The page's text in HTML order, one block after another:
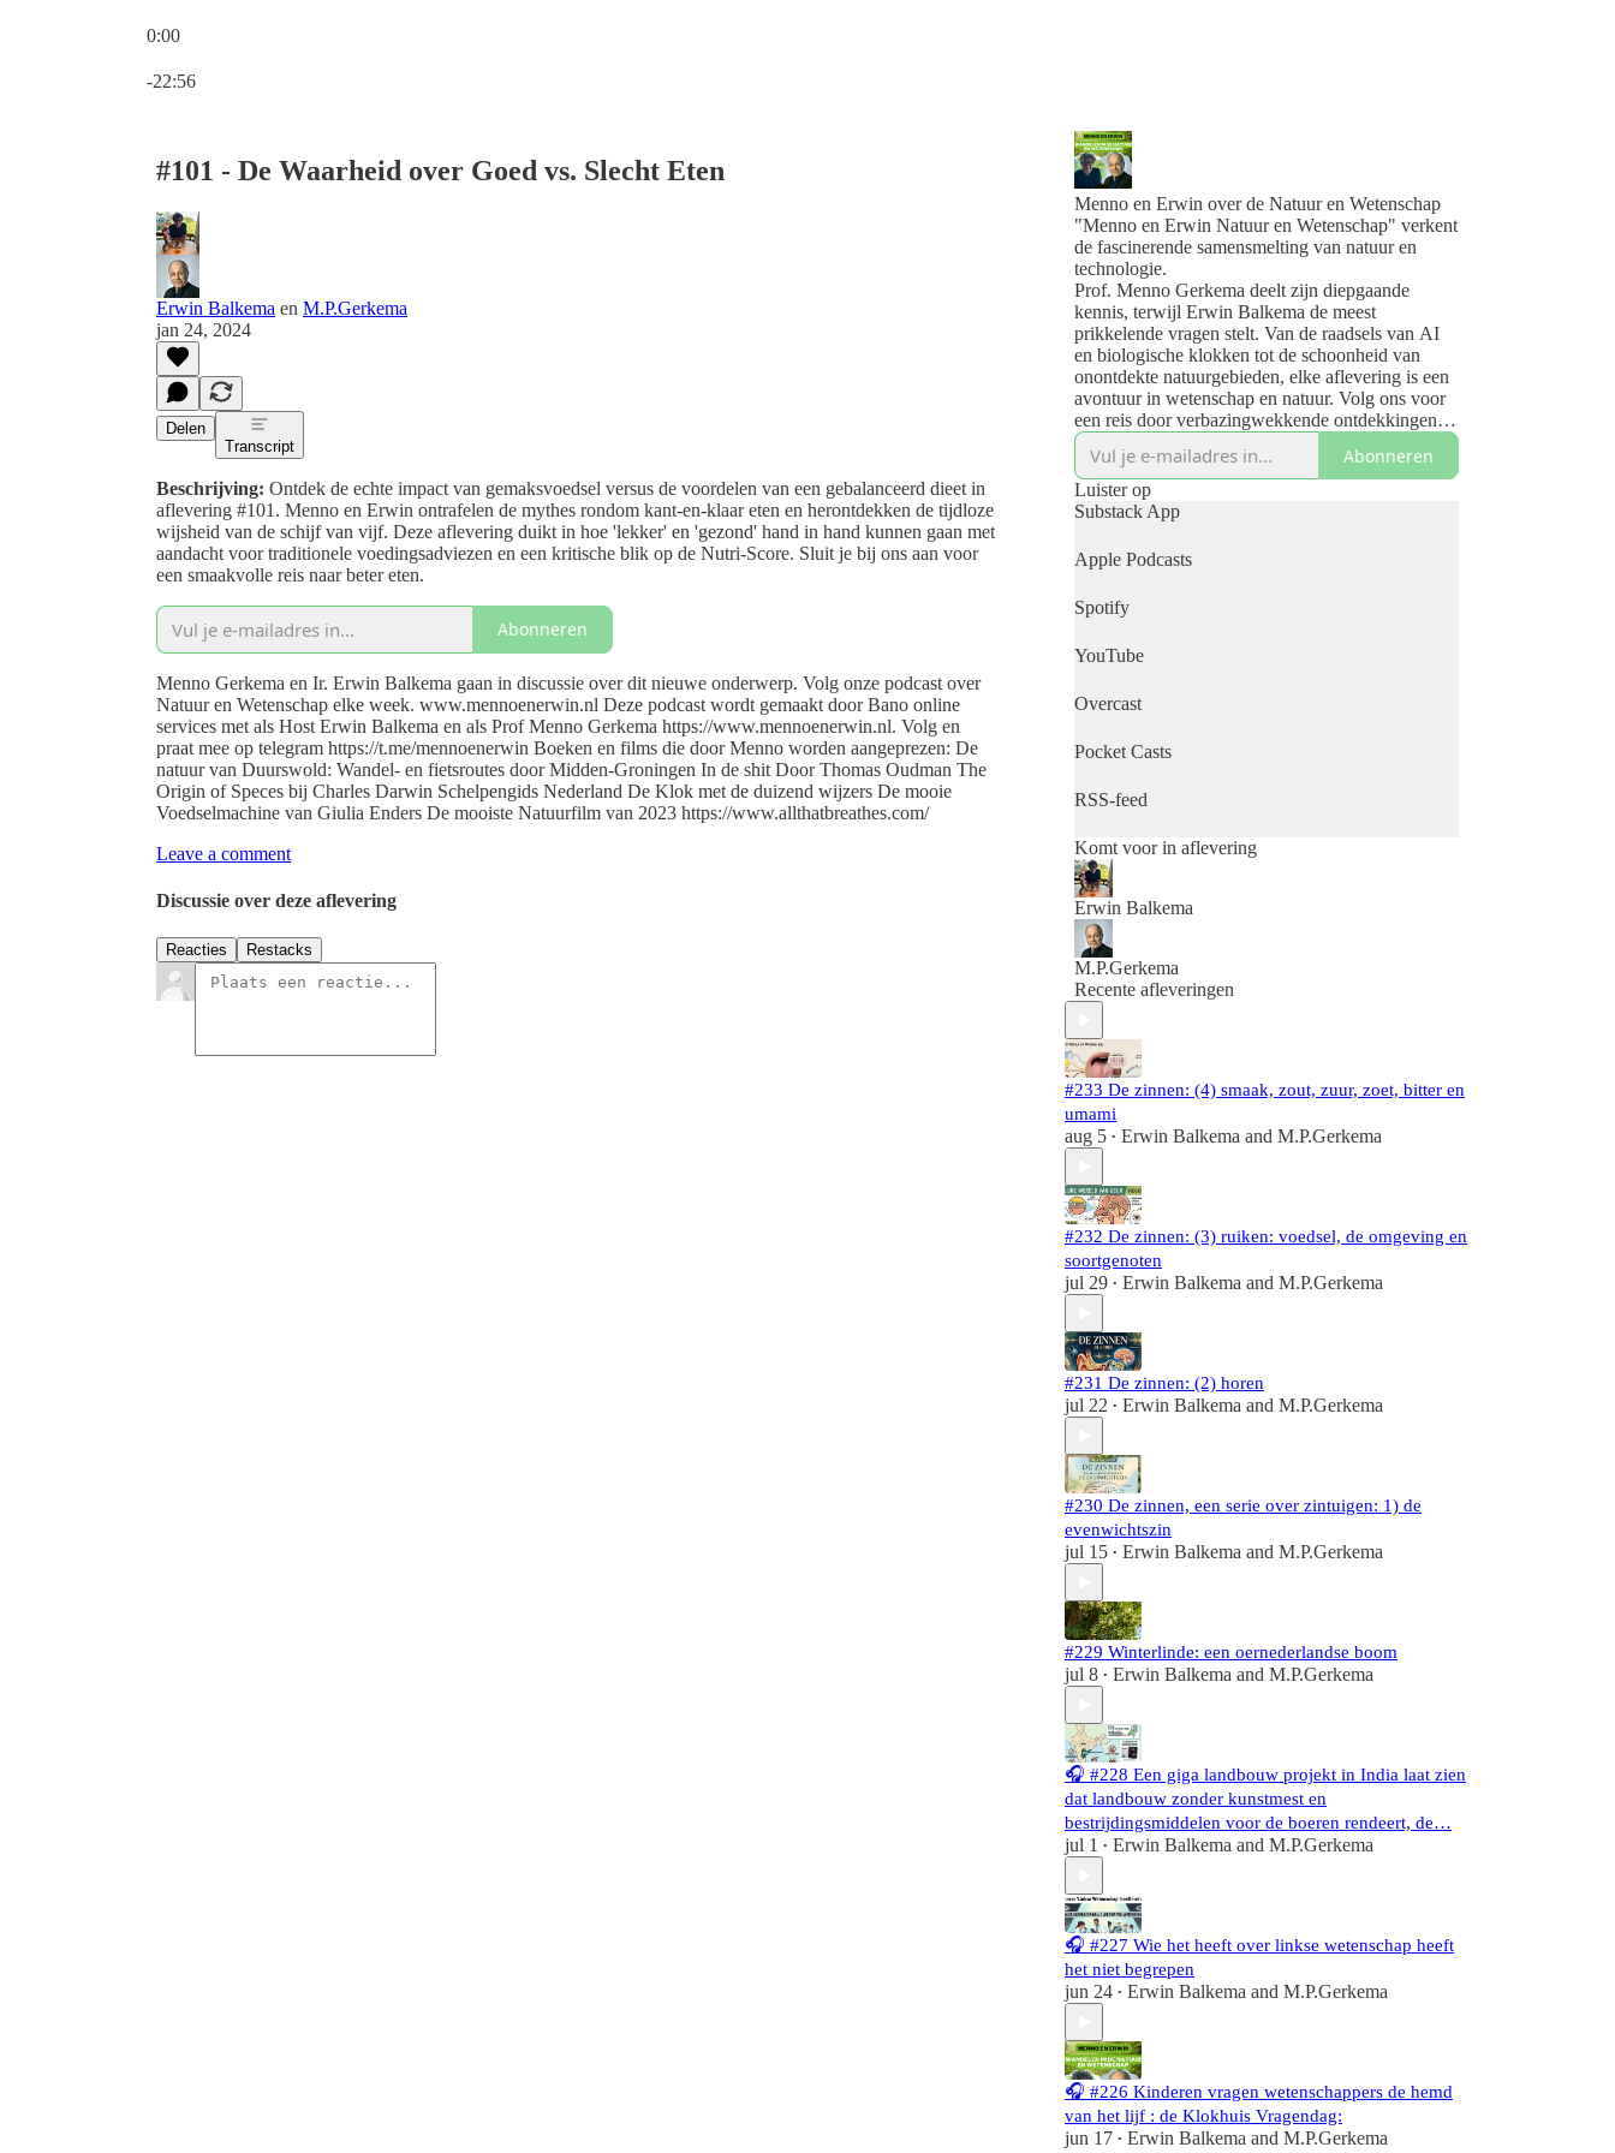
0:00
-22:56
#101 - De Waarheid over Goed vs. Slecht Eten
Erwin Balkema en M.P.Gerkema
jan 24, 2024
Delen
Transcript
Beschrijving: Ontdek de echte impact van gemaksvoedsel versus de voordelen van een gebalanceerd dieet in
aflevering #101. Menno en Erwin ontrafelen de mythes rondom kant-en-klaar eten en herontdekken de tijdloze
wijsheid van de schijf van vijf. Deze aflevering duikt in hoe 'lekker' en 'gezond' hand in hand kunnen gaan met
aandacht voor traditionele voedingsadviezen en een kritische blik op de Nutri-Score. Sluit je bij ons aan voor
een smaakvolle reis naar beter eten.
Abonneren
Menno Gerkema en Ir. Erwin Balkema gaan in discussie over dit nieuwe onderwerp. Volg onze podcast over
Natuur en Wetenschap elke week. www.mennoenerwin.nl Deze podcast wordt gemaakt door Bano online
services met als Host Erwin Balkema en als Prof Menno Gerkema ⁠⁠https://www.mennoenerwin.nl⁠⁠. Volg en
praat mee op telegram https://t.me/mennoenerwin Boeken en films die door Menno worden aangeprezen: ⁠⁠⁠⁠⁠⁠⁠⁠⁠⁠⁠⁠⁠⁠⁠⁠De
natuur van Duurswold: Wandel- en fietsroutes door Midden-Groningen⁠⁠⁠⁠⁠⁠⁠⁠⁠⁠⁠⁠⁠⁠⁠⁠⁠ ⁠⁠⁠⁠⁠⁠⁠⁠⁠⁠⁠⁠⁠⁠⁠⁠⁠⁠In de shit⁠⁠⁠⁠⁠⁠⁠⁠⁠⁠⁠⁠⁠⁠⁠⁠⁠⁠ Door Thomas Oudman ⁠⁠⁠⁠⁠⁠⁠⁠⁠⁠⁠⁠⁠⁠⁠⁠⁠⁠The
Origin of Speces bij Charles Darwin⁠⁠⁠⁠⁠⁠⁠⁠⁠⁠⁠⁠⁠⁠⁠⁠⁠⁠ ⁠⁠⁠⁠⁠⁠⁠⁠⁠⁠⁠⁠⁠⁠⁠⁠⁠⁠Schelpengids Nederland⁠⁠⁠⁠⁠⁠⁠⁠⁠⁠⁠⁠⁠⁠⁠⁠⁠ ⁠⁠⁠⁠⁠⁠⁠⁠⁠⁠⁠⁠⁠⁠⁠⁠⁠⁠De Klok met de duizend wijzers⁠⁠⁠⁠⁠⁠⁠⁠⁠⁠⁠⁠⁠⁠⁠⁠⁠ ⁠⁠⁠⁠⁠⁠⁠⁠⁠⁠⁠⁠⁠⁠⁠De mooie
Voedselmachine van Giulia Enders⁠⁠⁠⁠⁠⁠⁠⁠⁠⁠⁠⁠⁠⁠ ⁠⁠⁠⁠De mooiste Natuurfilm van 2023 https://www.allthatbreathes.com/⁠
Leave a comment
Discussie over deze aflevering
Reacties Restacks
Menno en Erwin over de Natuur en Wetenschap
"Menno en Erwin Natuur en Wetenschap" verkent
de fascinerende samensmelting van natuur en
technologie.
Prof. Menno Gerkema deelt zijn diepgaande
kennis, terwijl Erwin Balkema de meest
prikkelende vragen stelt. Van de raadsels van AI
en biologische klokken tot de schoonheid van
onontdekte natuurgebieden, elke aflevering is een
avontuur in wetenschap en natuur. Volg ons voor
een reis door verbazingwekkende ontdekkingen
en inzichten.
Jouw pad naar de wonderen van de natuur en de
vooruitgang van technologie begint hier.
www.mennoenerwin.nl/
Abonneren
Luister op
Substack App
Apple Podcasts
Spotify
YouTube
Overcast
Pocket Casts
RSS-feed
Komt voor in aflevering
Erwin Balkema
M.P.Gerkema
Recente afleveringen
#233 De zinnen: (4) smaak, zout, zuur, zoet, bitter en
umami
aug 5 • Erwin Balkema and M.P.Gerkema
#232 De zinnen: (3) ruiken: voedsel, de omgeving en
soortgenoten
jul 29 • Erwin Balkema and M.P.Gerkema
#231 De zinnen: (2) horen
jul 22 • Erwin Balkema and M.P.Gerkema
#230 De zinnen, een serie over zintuigen: 1) de
evenwichtszin
jul 15 • Erwin Balkema and M.P.Gerkema
#229 Winterlinde: een oernederlandse boom
jul 8 • Erwin Balkema and M.P.Gerkema
🎧 #228 Een giga landbouw projekt in India laat zien
dat landbouw zonder kunstmest en
bestrijdingsmiddelen voor de boeren rendeert, de…
jul 1 • Erwin Balkema and M.P.Gerkema
🎧 #227 Wie het heeft over linkse wetenschap heeft
het niet begrepen
jun 24 • Erwin Balkema and M.P.Gerkema
🎧 #226 Kinderen vragen wetenschappers de hemd
van het lijf : de Klokhuis Vragendag:
jun 17 • Erwin Balkema and M.P.Gerkema